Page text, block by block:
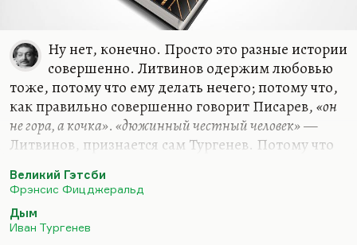
Ну нет, конечно. Просто это разные истории
совершенно. Литвинов одержим любовью
тоже, потому что ему делать нечего; потому что,
как правильно совершенно говорит Писарев,«он
не гора, а кочка».«дюжинный честный человек»—
Литвинов, признается сам Тургенев. Потому что
Кстати говоря, Россия тогда тоже прошла через 2
войны: 1863 год — усмирение Польши, 1877 —
помощь братьям-славянам в Болгарии, которая
вызвала в обществе истерику, совершенно точно
Великий Гэтсби
Фрэнсис Фицджеральд
Дым
Иван Тургенев